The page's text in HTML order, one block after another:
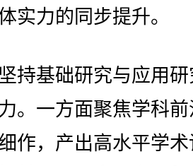
实力的同步提升。
基础研究与应用研
。一方面聚焦学科
作，产出高水平学